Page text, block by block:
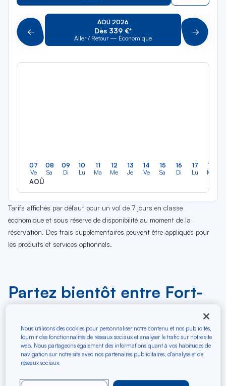
Précédent
AOÛ 2026
Dès 339 €*
Aller / Retour — Économique Suivant
07
Ve
AOÛ
08
Sa
09
Di
10
Lu
11
Ma
12
Me
13
Je
14
Ve
15
Sa
16
Di
17
Lu
18
Ma
Tarifs affichés par défaut pour un vol de 7 jours en classe
économique et sous réserve de disponibilité au moment de la
réservation. Des frais supplémentaires peuvent être appliqués pour
les produits et services optionnels.
Partez bientôt entre Fort-
de-France et Saint-Martin
(Grand Case)
Depuis
Nous utilisons des cookies pour personnaliser notre contenu et nos publicités,
fournir des fonctionnalités de réseaux sociaux et analyser le trafic sur notre site
web. Nous partageons également des informations quant à vos habitudes de
navigation sur notre site avec nos partenaires publicitaires, d'analyse et de
réseaux sociaux.